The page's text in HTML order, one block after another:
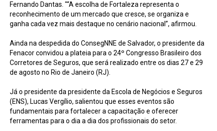
Fernando Dantas. "“A escolha de Fortaleza representa o
reconhecimento de um mercado que cresce, se organiza e
ganha cada vez mais destaque no cenário nacional”, afirmou.
Ainda na despedida do ConsegNNE de Salvador, o presidente da
Fenacor convidou a plateia para o 24º Congresso Brasileiro dos
Corretores de Seguros, que será realizado entre os dias 27 e 29
de agosto no Rio de Janeiro (RJ).
Já o presidente da presidente da Escola de Negócios e Seguros
(ENS), Lucas Vergílio, salientou que esses eventos são
fundamentais para fortalecer a capacitação e oferecer
ferramentas para o dia a dia dos profissionais do setor.